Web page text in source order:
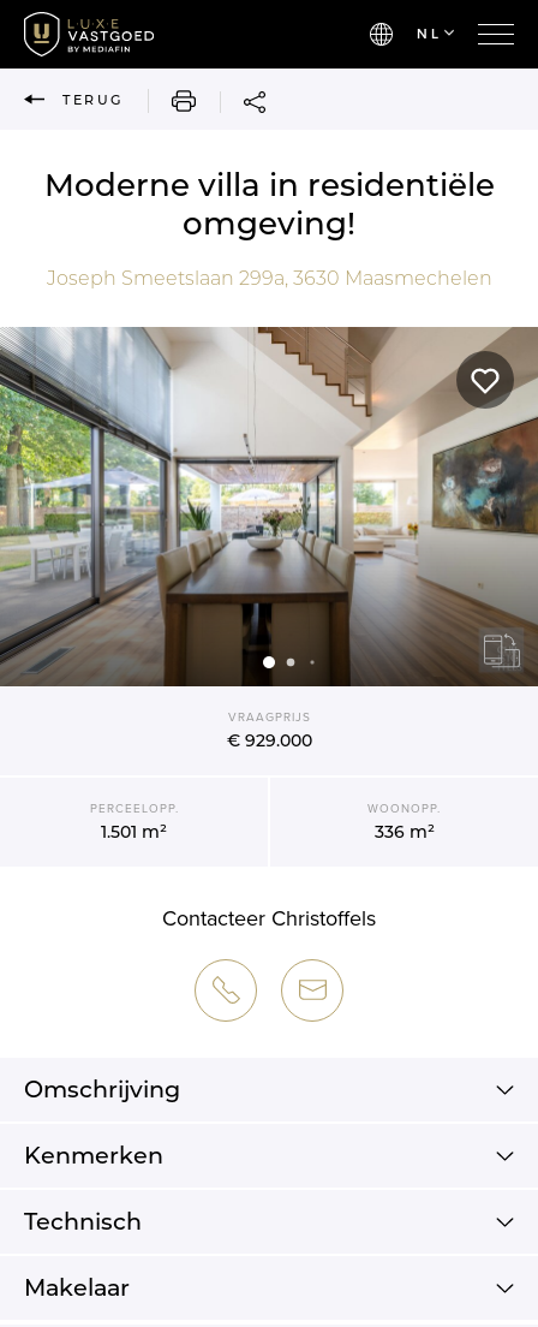
NL
TERUG AFDRUKKEN
Moderne villa in residentiële
omgeving!
Joseph Smeetslaan 299a, 3630 Maasmechelen
VRAAGPRIJS
€ 929.000
PERCEELOPP.
1.501 m²
WOONOPP.
336 m²
Contacteer Christoffels
Omschrijving
Kenmerken
Technisch
Makelaar